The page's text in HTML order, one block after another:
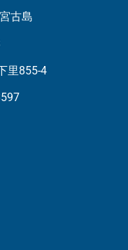
古島
里855-4